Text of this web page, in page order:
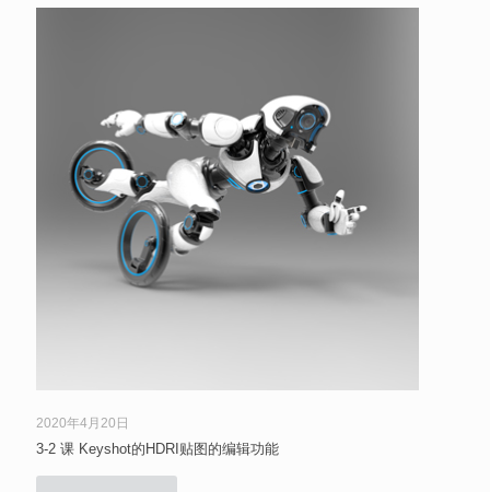
2020年4月20日
3-2 课 Keyshot的HDRI贴图的编辑功能